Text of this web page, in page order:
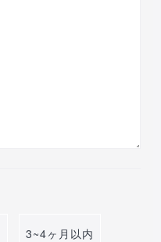
3~4ヶ月以内